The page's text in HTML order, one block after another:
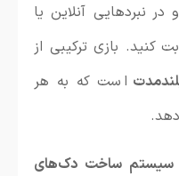
در نبردهایی آنلاین یا
کنید. بازی ترکیبی از
است که به هر
و سیستم ساخت دک‌های